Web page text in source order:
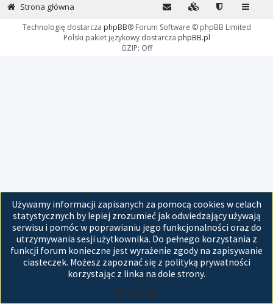
Używamy informacji zapisanych za pomocą cookies w celach
statystycznych by lepiej zrozumieć jak odwiedzający używają
serwisu i pomóc w poprawianiu jego funkcjonalności oraz do
utrzymywania sesji użytkownika. Do pełnego korzystania z
funkcji forum konieczne jest wyrażenie zgody na zapisywanie
ciasteczek. Możesz zapoznać się z polityką prywatności
korzystając z linka na dole strony.
Akceptuję
Strona główna
Technologię dostarcza phpBB® Forum Software © phpBB Limited
Polski pakiet językowy dostarcza phpBB.pl
GZIP: Off